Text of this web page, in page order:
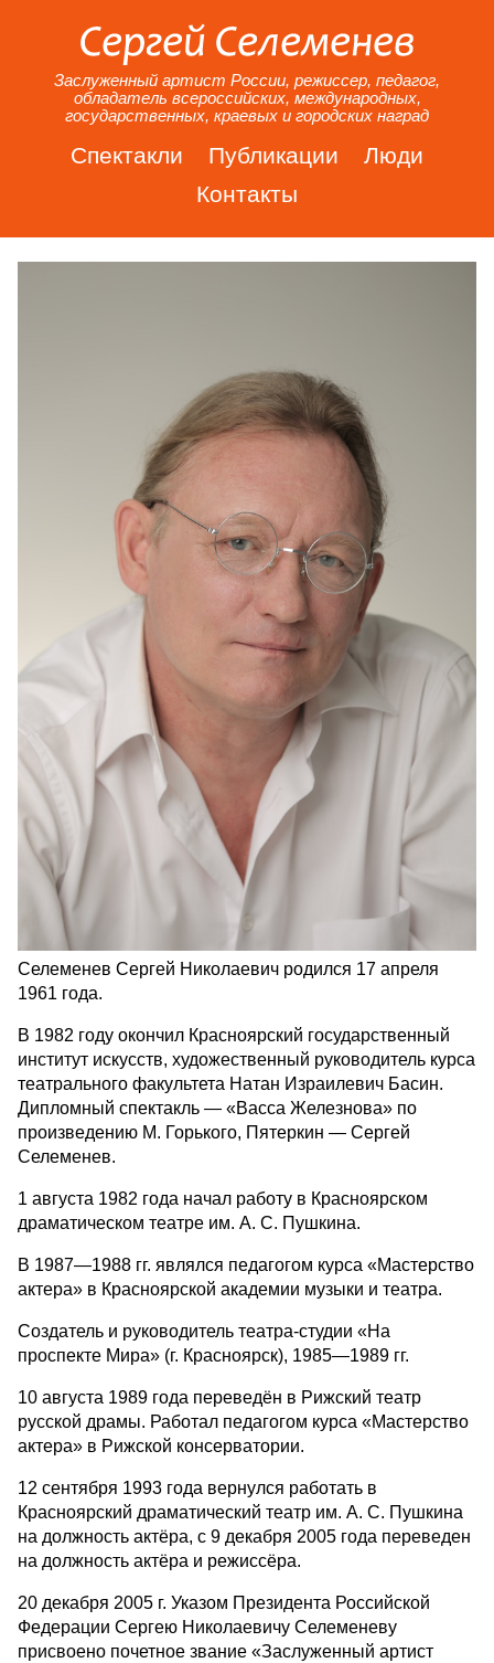
Заслуженный артист России, режиссер, педагог,
обладатель всероссийских, международных,
государственных, краевых и городских наград
Спектакли Публикации
Люди
Контакты
Селеменев Сергей Николаевич родился 17 апреля
1961 года.
В 1982 году окончил Красноярский государственный
институт искусств, художественный руководитель курса
театрального факультета Натан Израилевич Басин.
Дипломный спектакль — «Васса Железнова» по
произведению М. Горького, Пятеркин — Сергей
Селеменев.
1 августа 1982 года начал работу в Красноярском
драматическом театре им. А. С. Пушкина.
В 1987—1988 гг. являлся педагогом курса «Мастерство
актера» в Красноярской академии музыки и театра.
Создатель и руководитель театра-студии «На
проспекте Мира» (г. Красноярск), 1985—1989 гг.
10 августа 1989 года переведён в Рижский театр
русской драмы. Работал педагогом курса «Мастерство
актера» в Рижской консерватории.
12 сентября 1993 года вернулся работать в
Красноярский драматический театр им. А. С. Пушкина
на должность актёра, с 9 декабря 2005 года переведен
на должность актёра и режиссёра.
20 декабря 2005 г. Указом Президента Российской
Федерации Сергею Николаевичу Селеменеву
присвоено почетное звание «Заслуженный артист